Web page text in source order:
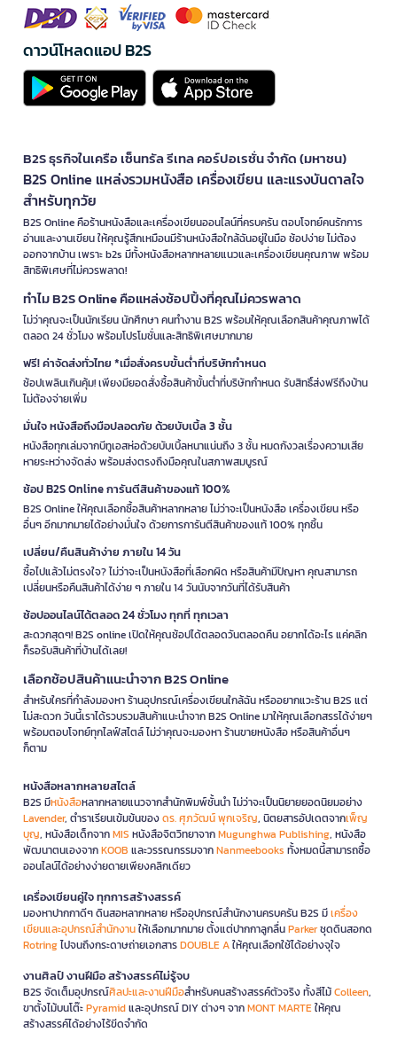
ดาวน์โหลดแอป B2S
B2S ธุรกิจในเครือ เซ็นทรัล รีเทล คอร์ปอเรชั่น จำกัด (มหาชน)
B2S Online แหล่งรวมหนังสือ เครื่องเขียน และแรงบันดาลใจ
สำหรับทุกวัย
B2S Online คือร้านหนังสือและเครื่องเขียนออนไลน์ที่ครบครัน ตอบโจทย์คนรักการ
อ่านและงานเขียน ให้คุณรู้สึกเหมือนมีร้านหนังสือใกล้ฉันอยู่ในมือ ช้อปง่าย ไม่ต้อง
ออกจากบ้าน เพราะ b2s มีทั้งหนังสือหลากหลายแนวและเครื่องเขียนคุณภาพ พร้อม
สิทธิพิเศษที่ไม่ควรพลาด!
ทำไม B2S Online คือแหล่งช้อปปิ้งที่คุณไม่ควรพลาด
ไม่ว่าคุณจะเป็นนักเรียน นักศึกษา คนทำงาน B2S พร้อมให้คุณเลือกสินค้าคุณภาพได้
ตลอด 24 ชั่วโมง พร้อมโปรโมชั่นและสิทธิพิเศษมากมาย
ฟรี! ค่าจัดส่งทั่วไทย *เมื่อสั่งครบขั้นต่ำที่บริษัทกำหนด
ช้อปเพลินเกินคุ้ม! เพียงมียอดสั่งซื้อสินค้าขั้นต่ำที่บริษัทกำหนด รับสิทธิ์ส่งฟรีถึงบ้าน
ไม่ต้องจ่ายเพิ่ม
มั่นใจ หนังสือถึงมือปลอดภัย ด้วยบับเบิ้ล 3 ชั้น
หนังสือทุกเล่มจากบีทูเอสห่อด้วยบับเบิ้ลหนาแน่นถึง 3 ชั้น หมดกังวลเรื่องความเสีย
หายระหว่างจัดส่ง พร้อมส่งตรงถึงมือคุณในสภาพสมบูรณ์
ช้อป B2S Online การันตีสินค้าของแท้ 100%
B2S Online ให้คุณเลือกซื้อสินค้าหลากหลาย ไม่ว่าจะเป็นหนังสือ เครื่องเขียน หรือ
อื่นๆ อีกมากมายได้อย่างมั่นใจ ด้วยการการันตีสินค้าของแท้ 100% ทุกชิ้น
เปลี่ยน/คืนสินค้าง่าย ภายใน 14 วัน
ซื้อไปแล้วไม่ตรงใจ? ไม่ว่าจะเป็นหนังสือที่เลือกผิด หรือสินค้ามีปัญหา คุณสามารถ
เปลี่ยนหรือคืนสินค้าได้ง่าย ๆ ภายใน 14 วันนับจากวันที่ได้รับสินค้า
ช้อปออนไลน์ได้ตลอด 24 ชั่วโมง ทุกที่ ทุกเวลา
สะดวกสุดๆ! B2S online เปิดให้คุณช้อปได้ตลอดวันตลอดคืน อยากได้อะไร แค่คลิก
ก็รอรับสินค้าที่บ้านได้เลย!
เลือกช้อปสินค้าแนะนำจาก B2S Online
สำหรับใครที่กำลังมองหา ร้านอุปกรณ์เครื่องเขียนใกล้ฉัน หรืออยากแวะร้าน B2S แต่
ไม่สะดวก วันนี้เราได้รวบรวมสินค้าแนะนำจาก B2S Online มาให้คุณเลือกสรรได้ง่ายๆ
พร้อมตอบโจทย์ทุกไลฟ์สไตล์ ไม่ว่าคุณจะมองหา ร้านขายหนังสือ หรือสินค้าอื่นๆ
ก็ตาม
หนังสือหลากหลายสไตล์
B2S มีหนังสือหลากหลายแนวจากสำนักพิมพ์ชั้นนำ ไม่ว่าจะเป็นนิยายยอดนิยมอย่าง
Lavender, ตำราเรียนเข้มข้นของดร. ศุภวัฒน์ พุกเจริญ, นิตยสารอัปเดตจากเพ็ญ
บุญ, หนังสือเด็กจากMIS หนังสือจิตวิทยาจากMugunghwa Publishing, หนังสือ
พัฒนาตนเองจากKOOB และวรรณกรรมจากNanmeebooks ทั้งหมดนี้สามารถซื้อ
ออนไลน์ได้อย่างง่ายดายเพียงคลิกเดียว
เครื่องเขียนคู่ใจ ทุกการสร้างสรรค์
มองหาปากกาดีๆ ดินสอหลากหลาย หรืออุปกรณ์สำนักงานครบครัน B2S มีเครื่อง
เขียนและอุปกรณ์สำนักงานให้เลือกมากมาย ตั้งแต่ปากกาลูกลื่นParkerชุดดินสอกด
Rotringไปจนถึงกระดาษถ่ายเอกสารDOUBLE Aให้คุณเลือกใช้ได้อย่างจุใจ
งานศิลป์ งานฝีมือ สร้างสรรค์ไม่รู้จบ
B2S จัดเต็มอุปกรณ์ศิลปะและงานฝีมือสำหรับคนสร้างสรรค์ตัวจริง ทั้งสีไม้Colleen,
ขาตั้งไม้บนโต๊ะPyramidและอุปกรณ์ DIY ต่างๆ จากMONT MARTEให้คุณ
สร้างสรรค์ได้อย่างไร้ขีดจำกัด